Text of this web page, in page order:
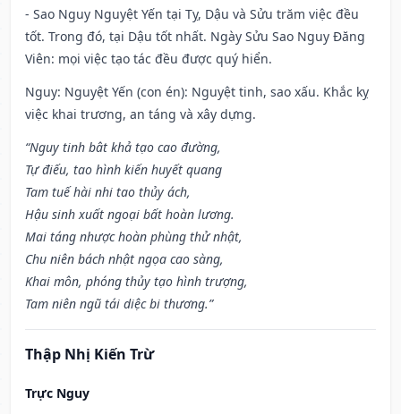
- Sao Nguy Nguyệt Yến tại Tỵ, Dậu và Sửu trăm việc đều
tốt. Trong đó, tại Dậu tốt nhất. Ngày Sửu Sao Nguy Đăng
Viên: mọi việc tạo tác đều được quý hiển.
Nguy: Nguyệt Yến (con én): Nguyệt tinh, sao xấu. Khắc kỵ
việc khai trương, an táng và xây dựng.
“Nguy tinh bât khả tạo cao đường,
Tự điếu, tao hình kiến huyết quang
Tam tuế hài nhi tao thủy ách,
Hậu sinh xuất ngoại bất hoàn lương.
Mai táng nhược hoàn phùng thử nhật,
Chu niên bách nhật ngọa cao sàng,
Khai môn, phóng thủy tạo hình trượng,
Tam niên ngũ tái diệc bi thương.”
Thập Nhị Kiến Trừ
Trực Nguy